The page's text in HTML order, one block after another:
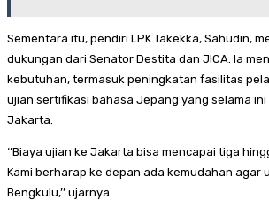
Sementara itu, pendiri LPK Takekka, Sahudin,
dukungan dari Senator Destita dan JICA. Ia
kebutuhan, termasuk peningkatan fasilitas
ujian sertifikasi bahasa Jepang yang selama
Jakarta.
‘’Biaya ujian ke Jakarta bisa mencapai tiga
Kami berharap ke depan ada kemudahan agar
Bengkulu,’’ ujarnya.